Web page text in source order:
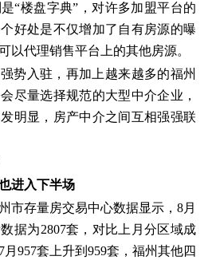
“楼盘字典”，对许多加盟平台的
好处是不仅增加了自有房源的曝
以代理销售平台上的其他房源。
势入驻，再加上越来越多的福州
尽量选择规范的大型中介企业，
明显，房产中介之间互相强强联
进入下半场
市存量房交易中心数据显示，8月
据为2807套，对比上月分区域成
957套上升到959套，福州其他四